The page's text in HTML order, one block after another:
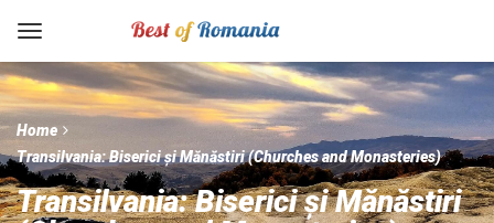
Home
Transilvania: Biserici și Mănăstiri (Churches and Monasteries)
Transilvania: Biserici și Mănăstiri